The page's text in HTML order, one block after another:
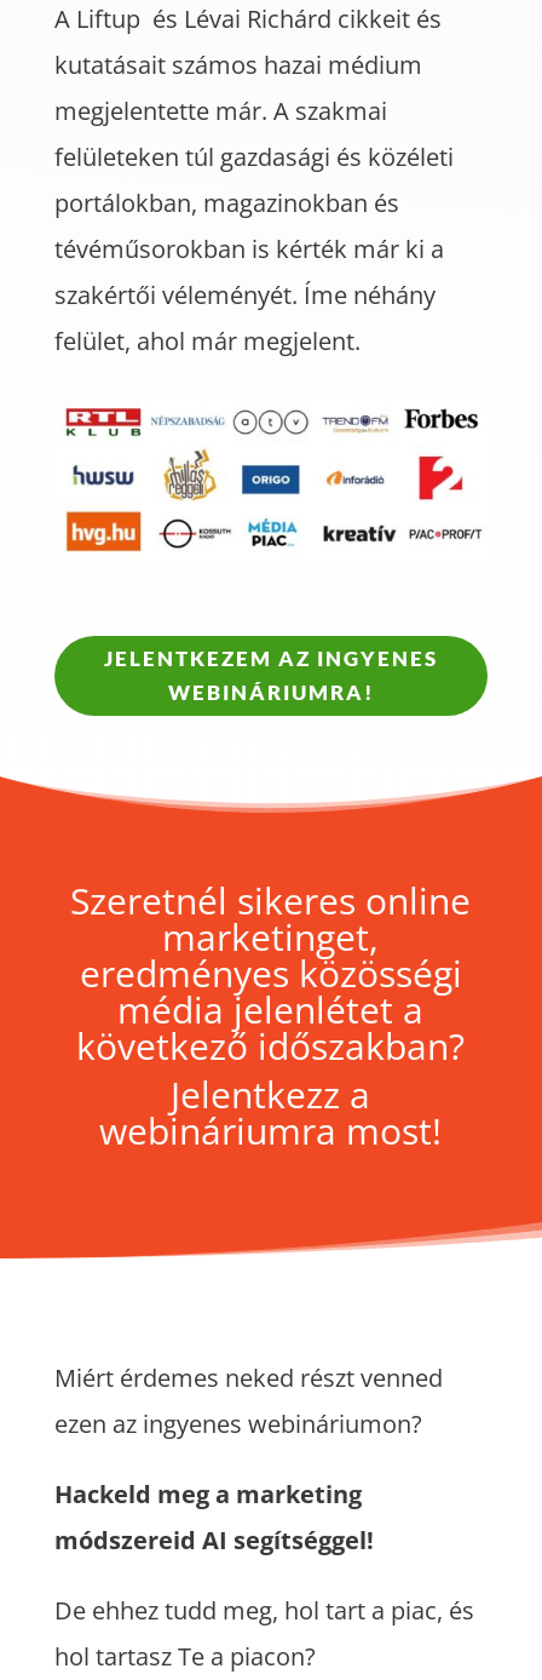
A Liftup és Lévai Richárd cikkeit és
kutatásait számos hazai médium
megjelentette már. A szakmai
felületeken túl gazdasági és közéleti
portálokban, magazinokban és
tévéműsorokban is kérték már ki a
szakértői véleményét. Íme néhány
felület, ahol már megjelent.
JELENTKEZEM AZ INGYENES
WEBINÁRIUMRA!
Szeretnél sikeres online
marketinget,
eredményes közösségi
média jelenlétet a
következő időszakban?
Jelentkezz a
webináriumra most!
Miért érdemes neked részt venned
ezen az ingyenes webináriumon?
Hackeld meg a marketing
módszereid AI segítséggel!
De ehhez tudd meg, hol tart a piac, és
hol tartasz Te a piacon?